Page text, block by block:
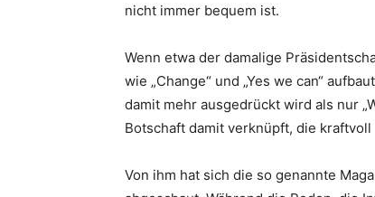
nicht immer bequem ist.
Wenn etwa der damalige
wie „Change“ und „Yes we can“
damit mehr ausgedrückt wird als nur
Botschaft damit verknüpft, die kraftvoll
Von ihm hat sich die so genannte